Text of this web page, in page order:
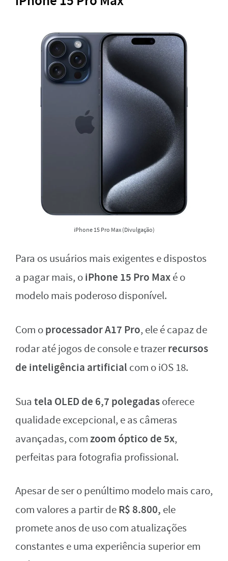
iPhone 15 Pro Max (Divulgação)
Para os usuários mais exigentes e dispostos
a pagar mais, oiPhone 15 Pro Maxé o
modelo mais poderoso disponível.
Com oprocessador A17 Pro, ele é capaz de
rodar até jogos de console e trazerrecursos
de inteligência artificial com o iOS 18.
Sua tela OLED de 6,7 polegadasoferece
qualidade excepcional, e as câmeras
avançadas, comzoom óptico de 5x,
perfeitas para fotografia profissional.
Apesar de ser o penúltimo modelo mais caro,
com valores a partir deR$ 8.800, ele
promete anos de uso com atualizações
constantes e uma experiência superior em